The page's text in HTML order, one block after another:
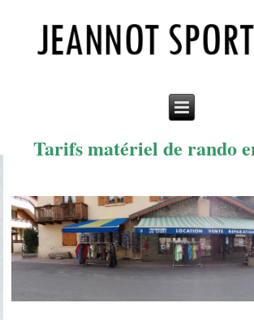
Tarifs matériel de rando